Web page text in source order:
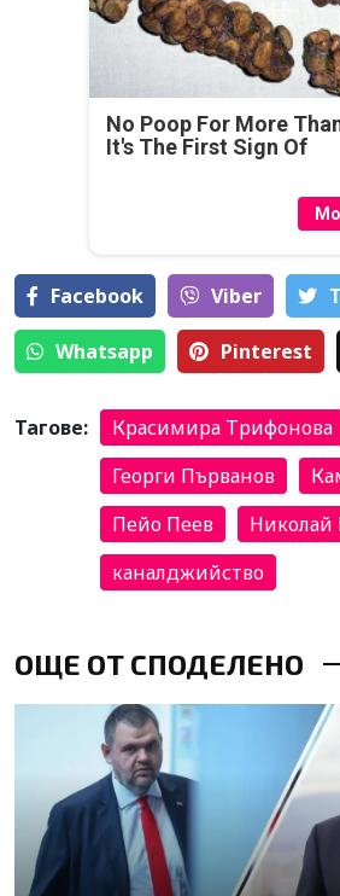
No Poop For More
It's The First Sign Of
Facebook Viber
Whatsapp Pinterest
Тагове:
Красимира Трифонова
Георги Първанов
Пейо Пеев
каналджийство
ОЩЕ ОТ СПОДЕЛЕНО